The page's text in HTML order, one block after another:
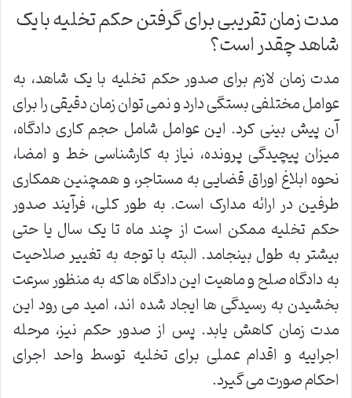
مدت زمان تقریبی برای گرفتن حکم تخلیه با یک
شاهد چقدر است؟
مدت زمان لازم برای صدور حکم تخلیه با یک شاهد، به
عوامل مختلفی بستگی دارد و نمی توان زمان دقیقی را برای
آن پیش بینی کرد. این عوامل شامل حجم کاری دادگاه،
میزان پیچیدگی پرونده، نیاز به کارشناسی خط و امضا،
نحوه ابلاغ اوراق قضایی به مستاجر، و همچنین همکاری
طرفین در ارائه مدارک است. به طور کلی، فرآیند صدور
حکم تخلیه ممکن است از چند ماه تا یک سال یا حتی
بیشتر به طول بینجامد. البته با توجه به تغییر صلاحیت
به دادگاه صلح و ماهیت این دادگاه ها که به منظور سرعت
بخشیدن به رسیدگی ها ایجاد شده اند، امید می رود این
مدت زمان کاهش یابد. پس از صدور حکم نیز، مرحله
اجراییه و اقدام عملی برای تخلیه توسط واحد اجرای
احکام صورت می گیرد.